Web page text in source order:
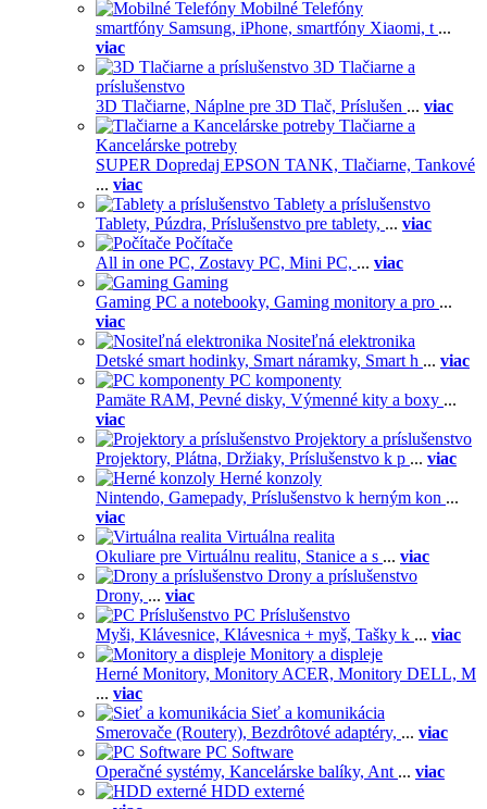
Mobilné Telefóny
smartfóny Samsung, iPhone, smartfóny Xiaomi, t ...
viac
3D Tlačiarne a
príslušenstvo
3D Tlačiarne, Náplne pre 3D Tlač, Príslušen ... viac
Tlačiarne a
Kancelárske potreby
SUPER Dopredaj EPSON TANK, Tlačiarne, Tankové
... viac
Tablety a príslušenstvo
Tablety, Púzdra, Príslušenstvo pre tablety, ... viac
Počítače
All in one PC, Zostavy PC, Mini PC, ... viac
Gaming
Gaming PC a notebooky, Gaming monitory a pro ...
viac
Nositeľná elektronika
Detské smart hodinky, Smart náramky, Smart h ... viac
PC komponenty
Pamäte RAM, Pevné disky, Výmenné kity a boxy ...
viac
Projektory a príslušenstvo
Projektory, Plátna, Držiaky, Príslušenstvo k p ... viac
Herné konzoly
Nintendo, Gamepady, Príslušenstvo k herným kon ...
viac
Virtuálna realita
Okuliare pre Virtuálnu realitu, Stanice a s ... viac
Drony a príslušenstvo
Drony, ... viac
PC Príslušenstvo
Myši, Klávesnice, Klávesnica + myš, Tašky k ... viac
Monitory a displeje
Herné Monitory, Monitory ACER, Monitory DELL, M
... viac
Sieť a komunikácia
Smerovače (Routery), Bezdrôtové adaptéry, ... viac
PC Software
Operačné systémy, Kancelárske balíky, Ant ... viac
HDD externé